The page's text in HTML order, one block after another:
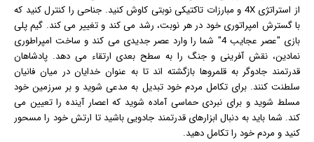
از استراتژی 4X و مبارزات تاکتیکی نوبتی کاوش کنید. جناحی را کنترل کنید که
با گسترش امپراتوری خود در هر نوبت، رشد می کند و تغییر می کند. گیم پلی
بازی "عصر عجایب 4" شما را وارد عصر جدیدی می کند و ساخت امپراطوری
نمادین، نقش آفرینی و جنگ را به سطح بعدی ارتقاء می دهد. پادشاهان
قدرتمند جادوگر به قلمروها بازگشته اند تا به عنوان خدایان در میان فانیان
سلطنت کنند. برای تکامل مردم خود تبدیل به مدعی شوید و بر سرزمین خود
مسلط شوید و برای نبردی حماسی آماده شوید که اعصار آینده را تعیین می
کند. شما باید به دنبال ابزارهای قدرتمند جادویی باشید تا ارتش خود را مسحور
کنید و مردم خود را تکامل دهید.